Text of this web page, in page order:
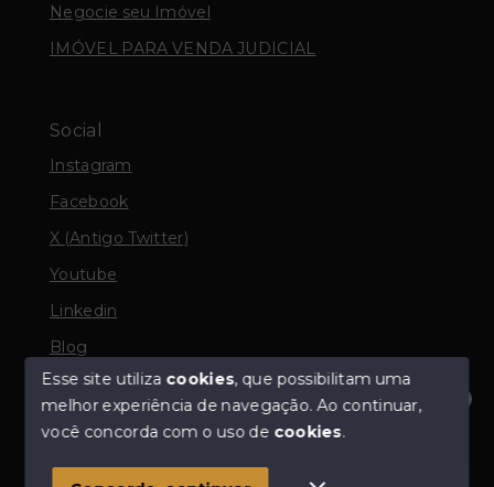
Olá! Estamos disponíveis para te ajudar.
Negocie seu Imóvel
IMÓVEL PARA VENDA JUDICIAL
Social
Instagram
Facebook
X (Antigo Twitter)
Youtube
Linkedin
Blog
© Copyright 2026 - Odair Corretor de Imóveis - Todos
Esse site utiliza cookies, que possibilitam uma
melhor experiência de navegação.Ao continuar,
você concorda com o uso de cookies.